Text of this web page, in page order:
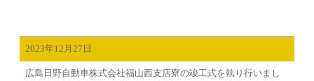
2023年12月27日
広島日野自動車株式会社福山西支店寮の竣工式を執り行いまし